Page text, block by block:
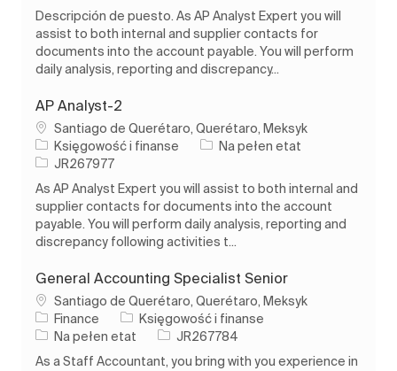
Descripción de puesto. As AP Analyst Expert you will
assist to both internal and supplier contacts for
documents into the account payable. You will perform
daily analysis, reporting and discrepancy...
AP Analyst-2
Lokalizacja
Santiago de Querétaro, Querétaro, Meksyk
Kategoria
Księgowość i finanse Rodzaj pracy
Na pełen etat
Identyfikator zadania
JR267977
As AP Analyst Expert you will assist to both internal and
supplier contacts for documents into the account
payable. You will perform daily analysis, reporting and
discrepancy following activities t...
General Accounting Specialist Senior
Lokalizacja
Santiago de Querétaro, Querétaro, Meksyk
Finance
Kategoria
Księgowość i finanse
Rodzaj pracy
Na pełen etat Identyfikator zadania
JR267784
As a Staff Accountant, you bring with you experience in